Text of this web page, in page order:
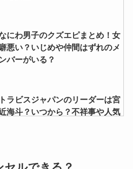
にわ男子のクズエピまとめ！女
悪い？いじめや仲間はずれのメ
ンバーがいる？
トラビスジャパンのリーダーは宮
海斗？いつから？不祥事や人気
ジャニーズの同行者登録はバレ